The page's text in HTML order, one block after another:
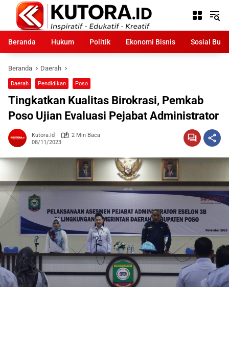
Langsung
konten
Beranda
Hukum Politik Ekonomi Bisnis Sosial
Beranda Daerah
Daerah Pendidikan Poso
Tingkatkan Kualitas Birokrasi, Pemkab
Poso Ujian Evaluasi Pejabat Administrator
Kutora.id
2 Min Baca
08/11/2023